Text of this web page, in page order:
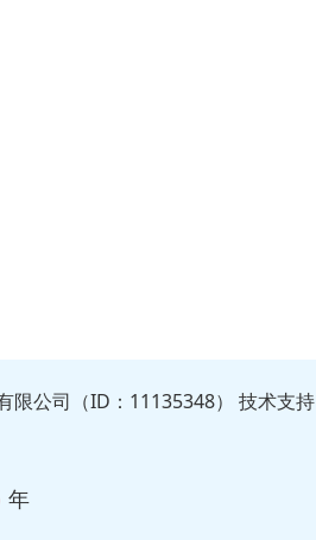
公司（ID：11135348） 技术支持
年